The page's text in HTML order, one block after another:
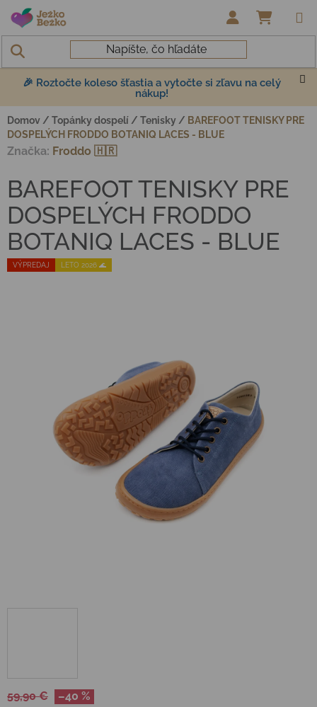
Prejsť na obsah
🎉 Roztočte koleso šťastia a vytočte si zľavu na celý
nákup!
Domov / Topánky dospelí / Tenisky / BAREFOOT TENISKY PRE
DOSPELÝCH FRODDO BOTANIQ LACES - BLUE
59,90 € –40 %
VÝPREDAJ LETO 2026 🌊
BAREFOOT TENISKY PRE
DOSPELÝCH FRODDO
BOTANIQ LACES - BLUE
Značka: Froddo 🇭🇷